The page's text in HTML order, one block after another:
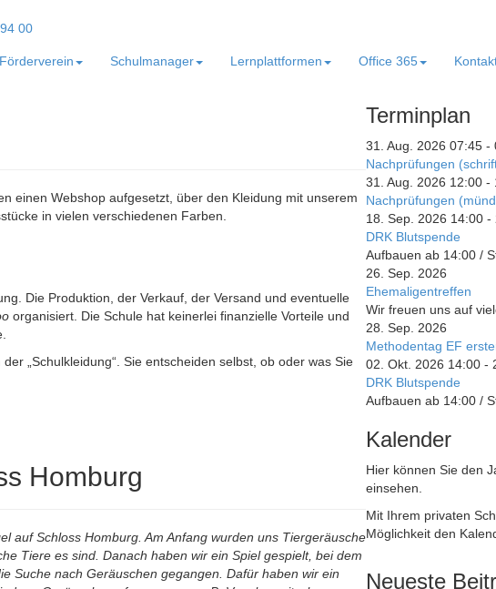
Förderverein Schulmanager Lernplattformen Office 365
einen Webshop aufgesetzt, über den Kleidung mit unserem
in vielen verschiedenen Farben.
Die Produktion, der Verkauf, der Versand und eventuelle
organisiert. Die Schule hat keinerlei finanzielle Vorteile und
„Schulkleidung“. Sie entscheiden selbst, ob oder was Sie
Homburg
auf Schloss Homburg. Am Anfang wurden uns Tiergeräusche
Tiere es sind. Danach haben wir ein Spiel gespielt, bei dem
Suche nach Geräuschen gegangen. Dafür haben wir ein
Terminplan
31. Aug. 2026 07:45 -
Nachprüfungen
31. Aug. 2026 12:00 -
Nachprüfungen
18. Sep. 2026 14:00 -
DRK Blutspende
Aufbauen ab 14:00 /
26. Sep. 2026
Ehemaligentreffen
Wir freuen uns auf
28. Sep. 2026
Methodentag EF
02. Okt. 2026 14:00 -
DRK Blutspende
Aufbauen ab 14:00 /
Kalender
Hier können Sie den
einsehen.
Mit Ihrem privaten
Möglichkeit den
Neueste